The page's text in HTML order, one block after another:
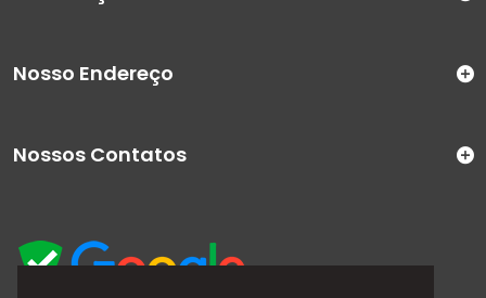
Nosso Endereço
Nossos Contatos